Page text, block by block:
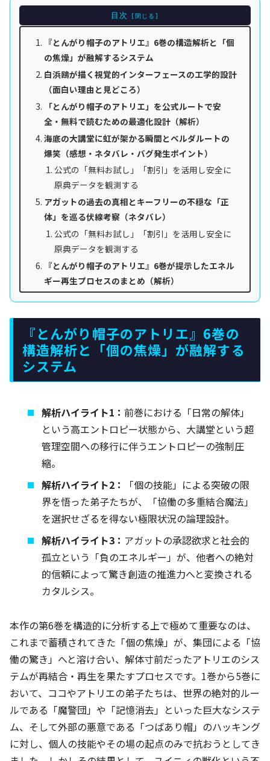
目次
『とんがり帽子のアトリエ』6巻の構造解析と「個
の焦燥」が融解するシステム
白浜鴎が描く視覚的インターフェースの工学的設計
（面白い理由と見どころ）
「とんがり帽子のアトリエ」を公式ルートで安
全・無料で読むための最適化設計（解析）
海底の大講堂に虹が架かる瞬間とベルダルートの
爆笑（感想・ネタバレ・バグ発生ポイント）
公式の「無料お試し」「割引」を活用し安全に
原典データを観測する
アガットの過去の真相とキーフリーの不穏な「正
体」を巡る伏線考察（ネタバレ）
公式の「無料お試し」「割引」を活用し安全に
原典データを観測する
『とんがり帽子のアトリエ』6巻が提示したエネル
ギー再生プロセスのまとめ（解析）
『とんがり帽子のアトリエ』6巻の
構造解析と「個の焦燥」が融解する
システム
解析ハイライト1：前巻における「日常の解体」
という高エントロピー状態から、大講堂という超
管理空間への移行に伴うエントロピーの強制圧
縮。
解析ハイライト2：
「個の技能」による突破の限
界を悟った弟子たちが、「協働の多重結合魔法」
を選択せざるを得ない極限状況の論理設計。
解析ハイライト3： アガットの承認欲求と社会的
孤立という「負のエネルギー」が、他者への絶対
的信頼によって驚き創造の推進力へと変換される
カタルシス。
本作の第6巻を構造的に分析する上で極めて重要なのは、
これまで蓄積されてきた「個の焦燥」が、集団による「協
働の驚き」へと溶け合い、解体寸前だったアトリエのシス
テムが再結合・再生を果たすプロセスです。1巻から5巻に
おいて、ココやアトリエの弟子たちは、世界の絶対的ルー
ルである「魔警団」や「記憶消去」といった巨大なシステ
ム、そして外部の悪意である「つばあり帽」のハッキング
に対し、個人の技能やその場の起点のみで抗おうとしてき